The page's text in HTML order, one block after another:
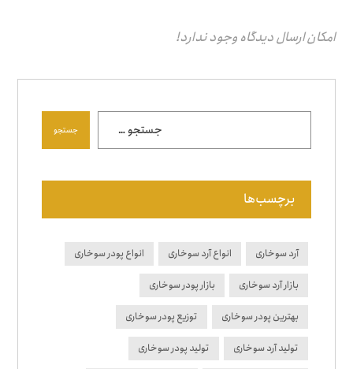
امکان ارسال دیدگاه وجود ندارد!
جستجو
برچسب‌ها
آرد سوخاری انواع آرد سوخاری انواع پودر سوخاری
بازار آرد سوخاری بازار پودر سوخاری
بهترین پودر سوخاری توزیع پودر سوخاری
تولید آرد سوخاری تولید پودر سوخاری